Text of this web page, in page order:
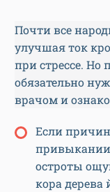
Почти все
улучшая ток
при стрессе. Но
обязательно
врачом и
Если
остроты
кора